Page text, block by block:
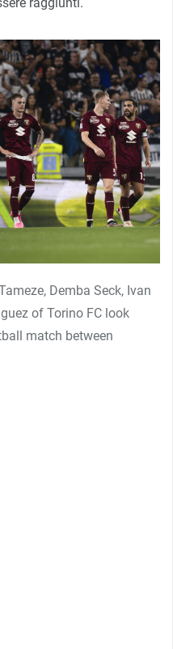
Demba Seck, Ivan
of Torino FC look
match between